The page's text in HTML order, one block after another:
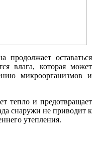
продолжает оставаться
влага, которая может
микроорганизмов и
тепло и предотвращает
снаружи не приводит к
утепления.